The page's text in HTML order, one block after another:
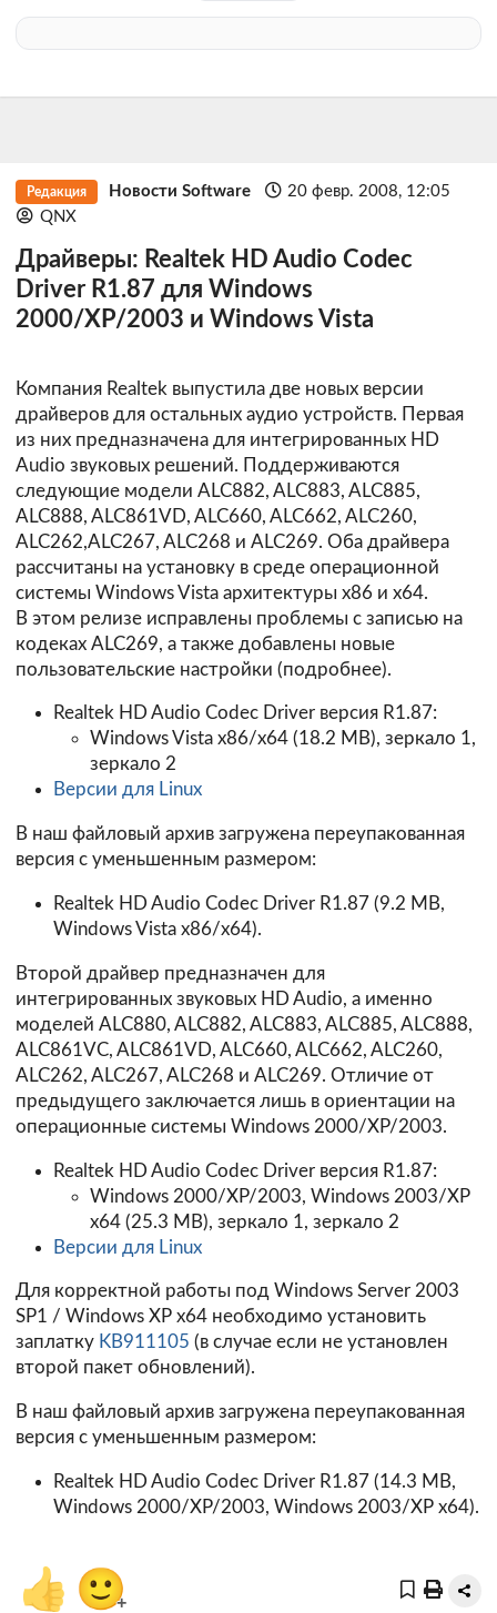
Редакция Новости Software
20 февр. 2008, 12:05
QNX
Драйверы: Realtek HD Audio Codec
Driver R1.87 для Windows
2000/XP/2003 и Windows Vista
Компания Realtek выпустила две новых версии
драйверов для остальных аудио устройств. Первая
из них предназначена для интегрированных HD
Audio звуковых решений. Поддерживаются
следующие модели ALC882, ALC883, ALC885,
ALC888, ALC861VD, ALC660, ALC662, ALC260,
ALC262,ALC267, ALC268 и ALC269. Оба драйвера
рассчитаны на установку в среде операционной
системы Windows Vista архитектуры х86 и х64.
В этом релизе исправлены проблемы с записью на
кодеках ALC269, а также добавлены новые
пользовательские настройки (подробнее).
Realtek HD Audio Codec Driver версия R1.87:
Windows Vista x86/x64 (18.2 MB),зеркало 1,
зеркало 2
Версии для Linux
В наш файловый архив загружена переупакованная
версия с уменьшенным размером:
Realtek HD Audio Codec Driver R1.87 (9.2 MB,
Windows Vista x86/x64).
Второй драйвер предназначен для
интегрированных звуковых HD Audio, а именно
моделей ALC880, ALC882, ALC883, ALC885, ALC888,
ALC861VC, ALC861VD, ALC660, ALC662, ALC260,
ALC262, ALC267, ALC268 и ALC269. Отличие от
предыдущего заключается лишь в ориентации на
операционные системы Windows 2000/XP/2003.
Realtek HD Audio Codec Driver версия R1.87:
Windows 2000/XP/2003, Windows 2003/XP
x64 (25.3 MB),зеркало 1,зеркало 2
Версии для Linux
Для корректной работы под Windows Server 2003
SP1 / Windows XP x64 необходимо установить
заплатку KB911105 (в случае если не установлен
второй пакет обновлений).
В наш файловый архив загружена переупакованная
версия с уменьшенным размером:
Realtek HD Audio Codec Driver R1.87 (14.3 MB,
Windows 2000/XP/2003, Windows 2003/XP x64).
👍 🙂+